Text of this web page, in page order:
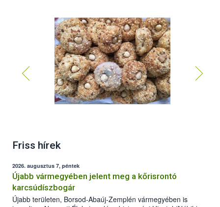
Friss hírek
2026. augusztus 7, péntek
Újabb vármegyében jelent meg a kőrisrontó
karcsúdíszbogár
Újabb területen, Borsod-Abaúj-Zemplén vármegyében is